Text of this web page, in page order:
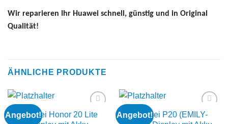
Wir reparieren Ihr Huawei schnell, günstig und in Original
Qualität!
ÄHNLICHE PRODUKTE
Angebot!
Add to
wishlist
Huawei Honor 20 Lite
Angebot!
Add to
wishlist
Huawei P20 (EMILY-